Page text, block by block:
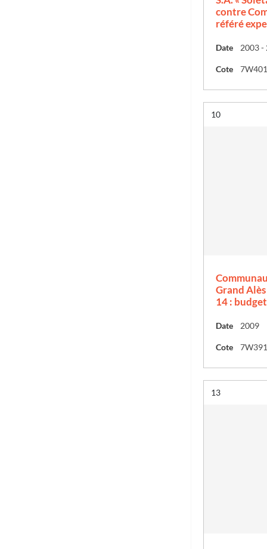
contre
référé
Date 2003 -
Cote 7W401
Résultat n°
10
Grand
14 :
Date 2009
Cote 7W391
Résultat n°
13